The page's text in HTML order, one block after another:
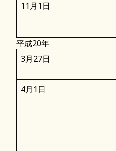
11月1日
平成20年
3月27日
4月1日